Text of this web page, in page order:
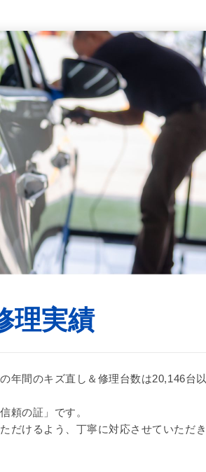
理実績
年間のキズ直し＆修理台数は20,146台以
頼の証」です。
だけるよう、丁寧に対応させていただき